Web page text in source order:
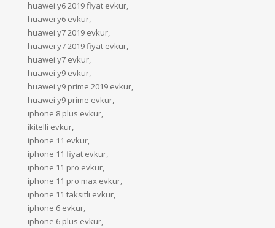
huawei y6 2019 fiyat evkur,
huawei y6 evkur,
huawei y7 2019 evkur,
huawei y7 2019 fiyat evkur,
huawei y7 evkur,
huawei y9 evkur,
huawei y9 prime 2019 evkur,
huawei y9 prime evkur,
ıphone 8 plus evkur,
ikitelli evkur,
iphone 11 evkur,
iphone 11 fiyat evkur,
iphone 11 pro evkur,
iphone 11 pro max evkur,
iphone 11 taksitli evkur,
iphone 6 evkur,
iphone 6 plus evkur,